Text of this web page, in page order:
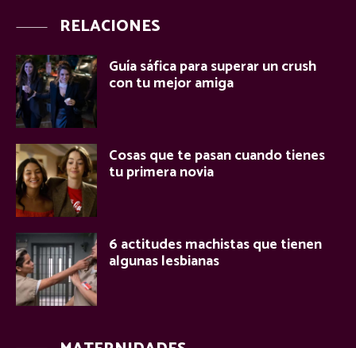
RELACIONES
Guía sáfica para superar un crush
con tu mejor amiga
Cosas que te pasan cuando tienes
tu primera novia
6 actitudes machistas que tienen
algunas lesbianas